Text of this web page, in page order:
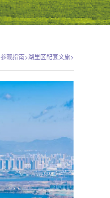
参观指南>湖里区配套文旅>